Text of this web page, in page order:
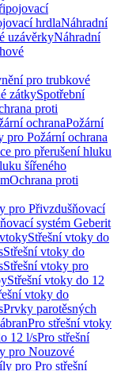
hrdlaNáhradní
uzávěrkyNáhradní
pro trubkové
zátkySpotřební
proti
ochranaPožární
pro Požární ochrana
pro přerušení hluku
šířeného
Ochrana proti
pro Přivzdušňovací
systém Geberit
Střešní vtoky do
Střešní vtoky do
Střešní vtoky pro
Střešní vtoky do 12
vtoky do
Prvky parotěsných
Pro střešní vtoky
12 l/sPro střešní
pro Nouzové
pro Pro střešní